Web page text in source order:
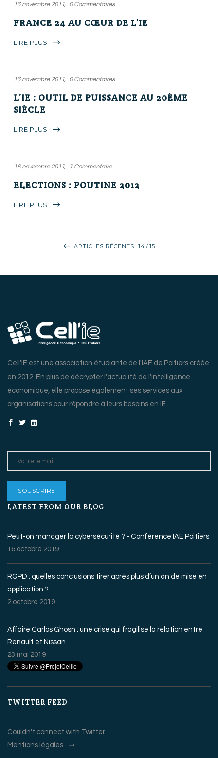
16 novembre 2011 0 Commentaires
FRANCE 24 AU CŒUR DE L’IE
LIRE PLUS
16 novembre 2011 0 Commentaires
L’IE : OUTIL DE PUISSANCE AU 20ÈME
SIÈCLE
LIRE PLUS
16 novembre 2011 1 Commentaire
ELECTIONS : POUTINE 2012
LIRE PLUS
ARTICLES RÉCENTS 14 15
Cell'IE est une association étudiante de l'IAE de Poitiers créée
en 2012. En plus de décrypter l'actualité de l'intelligence
économique, elle propose également ses services aux
organisations pour répondre à leurs besoins en IE.
LATEST FROM OUR BLOG
Peut-on manager la cybersécurité ? - Conférence IAE Poitiers
16 octobre 2019
RGPD : quelles conclusions tirer après plus d’un an de mise en
application ?
2 octobre 2019
Affaire Carlos Ghosn : une crise qui fragilise la relation entre
Renault et Nissan
23 mai 2019
TWITTER FEED
Couldn't connect with Twitter
Mentions légales